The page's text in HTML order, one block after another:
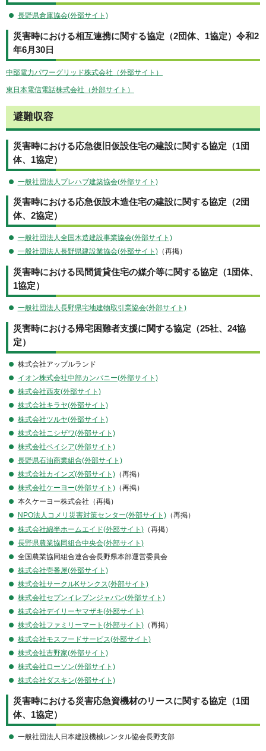
長野県倉庫協会(外部サイト)
災害時における相互連携に関する協定（2団体、1協定）令和2
年6月30日
中部電力パワーグリッド株式会社（外部サイト）
東日本電信電話株式会社（外部サイト）
避難収容
災害時における応急復旧仮設住宅の建設に関する協定（1団
体、1協定）
一般社団法人プレハブ建築協会(外部サイト)
災害時における応急仮設木造住宅の建設に関する協定（2団
体、2協定）
一般社団法人全国木造建設事業協会(外部サイト)
一般社団法人長野県建設業協会(外部サイト)（再掲）
災害時における民間賃貸住宅の媒介等に関する協定（1団体、
1協定）
一般社団法人長野県宅地建物取引業協会(外部サイト)
災害時における帰宅困難者支援に関する協定（25社、24協
定）
株式会社アップルランド
イオン株式会社中部カンパニー(外部サイト)
株式会社西友(外部サイト)
株式会社キラヤ(外部サイト)
株式会社ツルヤ(外部サイト)
株式会社ニシザワ(外部サイト)
株式会社ベイシア(外部サイト)
長野県石油商業組合(外部サイト)
株式会社カインズ(外部サイト)（再掲）
株式会社ケーヨー(外部サイト)（再掲）
本久ケーヨー株式会社（再掲）
NPO法人コメリ災害対策センター(外部サイト)（再掲）
株式会社綿半ホームエイド(外部サイト)（再掲）
長野県農業協同組合中央会(外部サイト)
全国農業協同組合連合会長野県本部運営委員会
株式会社壱番屋(外部サイト)
株式会社サークルKサンクス(外部サイト)
株式会社セブンイレブンジャパン(外部サイト)
株式会社デイリーヤマザキ(外部サイト)
株式会社ファミリーマート(外部サイト)（再掲）
株式会社モスフードサービス(外部サイト)
株式会社吉野家(外部サイト)
株式会社ローソン(外部サイト)
株式会社ダスキン(外部サイト)
災害時における災害応急資機材のリースに関する協定（1団
体、1協定）
一般社団法人日本建設機械レンタル協会長野支部